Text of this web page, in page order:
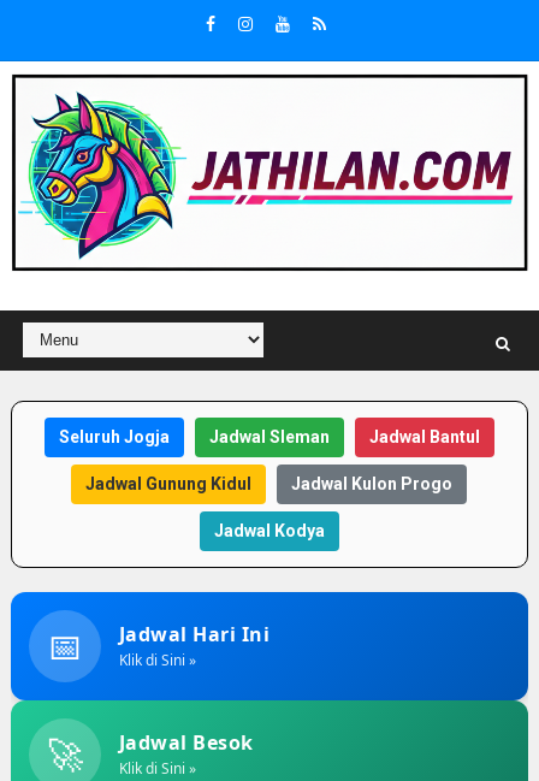
Seluruh Jogja Jadwal Sleman Jadwal Bantul
Jadwal Gunung Kidul Jadwal Kulon Progo
Jadwal Kodya
📅 Jadwal Hari Ini
Klik di Sini »
🚀 Jadwal Besok
Klik di Sini »